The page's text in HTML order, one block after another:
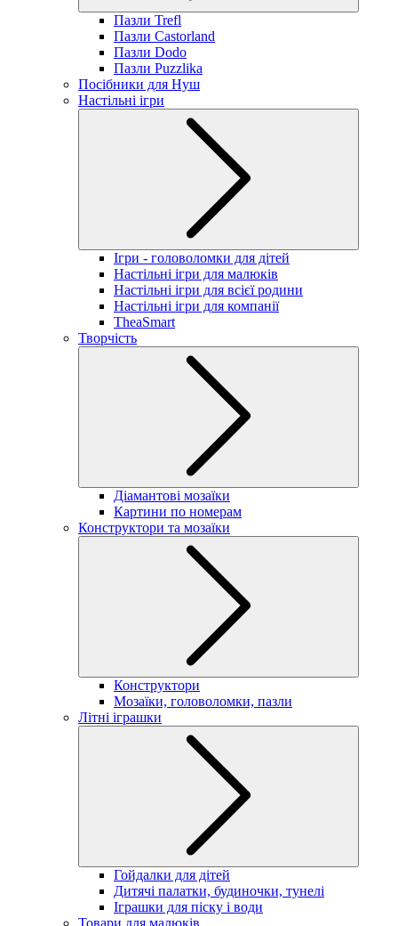
Пазли Trefl
Пазли Castorland
Пазли Dodo
Пазли Puzzlika
Посібники для Нуш
Настільні ігри
Ігри - головоломки для дітей
Настільні ігри для малюків
Настільні ігри для всієї родини
Настільні ігри для компанії
TheaSmart
Творчість
Діамантові мозаїки
Картини по номерам
Конструктори та мозаїки
Конструктори
Мозаїки, головоломки, пазли
Літні іграшки
Гойдалки для дітей
Дитячі палатки, будиночки, тунелі
Іграшки для піску і води
Товари для малюків